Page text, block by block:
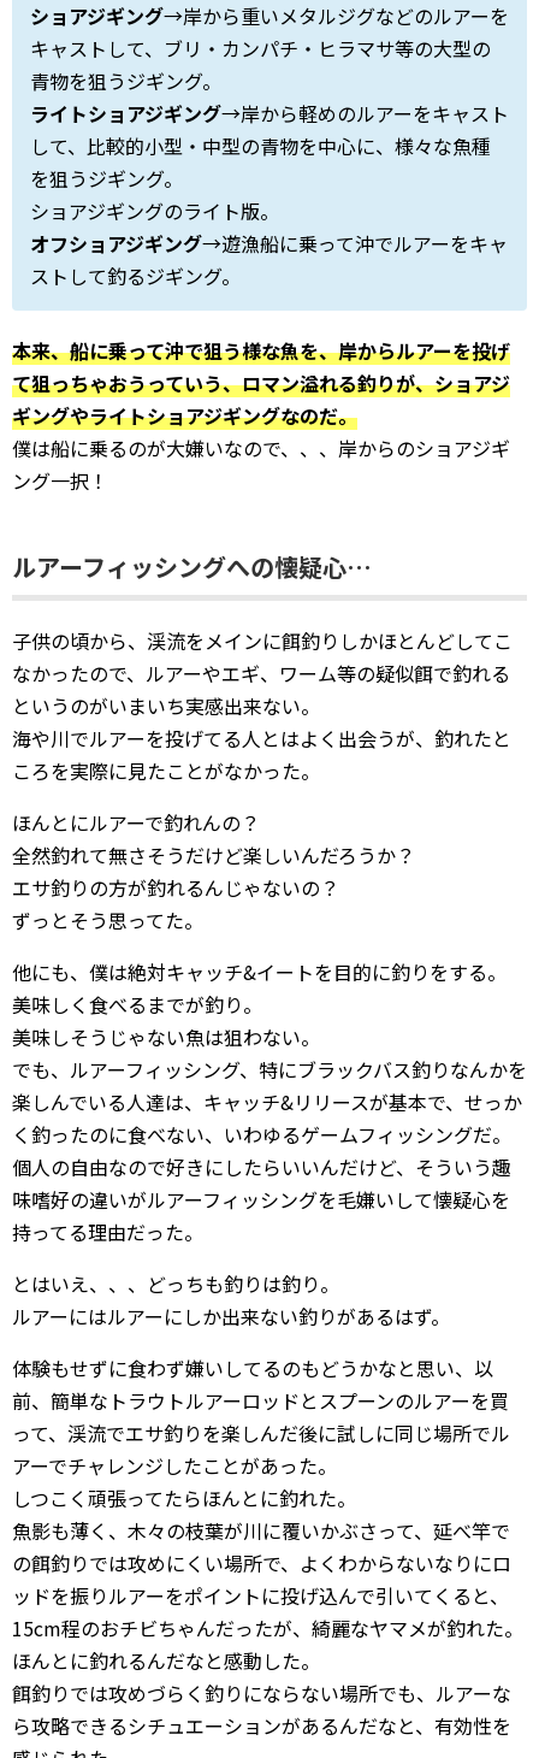
ショアジギング→岸から重いメタルジグなどのルアーを
キャストして、ブリ・カンパチ・ヒラマサ等の大型の
青物を狙うジギング。
ライトショアジギング→岸から軽めのルアーをキャスト
して、比較的小型・中型の青物を中心に、様々な魚種
を狙うジギング。
ショアジギングのライト版。
オフショアジギング→遊漁船に乗って沖でルアーをキャ
ストして釣るジギング。
本来、船に乗って沖で狙う様な魚を、岸からルアーを投げ
て狙っちゃおうっていう、ロマン溢れる釣りが、ショアジ
ギングやライトショアジギングなのだ。
僕は船に乗るのが大嫌いなので、、、岸からのショアジギ
ング一択！
ルアーフィッシングへの懐疑心…
子供の頃から、渓流をメインに餌釣りしかほとんどしてこ
なかったので、ルアーやエギ、ワーム等の疑似餌で釣れる
というのがいまいち実感出来ない。
海や川でルアーを投げてる人とはよく出会うが、釣れたと
ころを実際に見たことがなかった。
ほんとにルアーで釣れんの？
全然釣れて無さそうだけど楽しいんだろうか？
エサ釣りの方が釣れるんじゃないの？
ずっとそう思ってた。
他にも、僕は絶対キャッチ&イートを目的に釣りをする。
美味しく食べるまでが釣り。
美味しそうじゃない魚は狙わない。
でも、ルアーフィッシング、特にブラックバス釣りなんかを
楽しんでいる人達は、キャッチ&リリースが基本で、せっか
く釣ったのに食べない、いわゆるゲームフィッシングだ。
個人の自由なので好きにしたらいいんだけど、そういう趣
味嗜好の違いがルアーフィッシングを毛嫌いして懐疑心を
持ってる理由だった。
とはいえ、、、どっちも釣りは釣り。
ルアーにはルアーにしか出来ない釣りがあるはず。
体験もせずに食わず嫌いしてるのもどうかなと思い、以
前、簡単なトラウトルアーロッドとスプーンのルアーを買
って、渓流でエサ釣りを楽しんだ後に試しに同じ場所でル
アーでチャレンジしたことがあった。
しつこく頑張ってたらほんとに釣れた。
魚影も薄く、木々の枝葉が川に覆いかぶさって、延べ竿で
の餌釣りでは攻めにくい場所で、よくわからないなりにロ
ッドを振りルアーをポイントに投げ込んで引いてくると、
15cm程のおチビちゃんだったが、綺麗なヤマメが釣れた。
ほんとに釣れるんだなと感動した。
餌釣りでは攻めづらく釣りにならない場所でも、ルアーな
ら攻略できるシチュエーションがあるんだなと、有効性を